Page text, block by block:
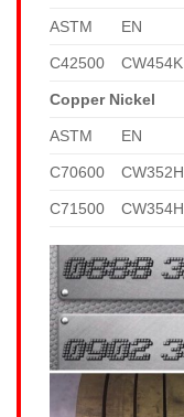
ASTM EN
C42500 CW454K
Copper Nickel
ASTM EN
C70600 CW352H
C71500 CW354H